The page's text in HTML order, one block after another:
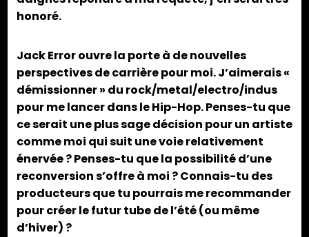
honoré.
Jack Error ouvre la porte à de nouvelles
perspectives de carrière pour moi. J’aimerais «
démissionner » du rock/metal/electro/indus
pour me lancer dans le Hip-Hop. Penses-tu que
ce serait une plus sage décision pour un artiste
comme moi qui suit une voie relativement
énervée ? Penses-tu que la possibilité d’une
reconversion s’offre à moi ? Connais-tu des
producteurs que tu pourrais me recommander
pour créer le futur tube de l’été (ou même
d’hiver) ?